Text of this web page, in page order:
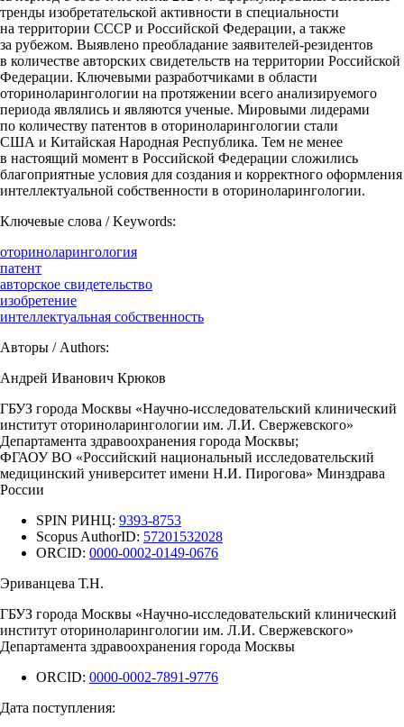
тренды изобретательской активности в специальности
на территории СССР и Российской Федерации, а также
за рубежом. Выявлено преобладание заявителей-резидентов
в количестве авторских свидетельств на территории Российской
Федерации. Ключевыми разработчиками в области
оториноларингологии на протяжении всего анализируемого
периода являлись и являются ученые. Мировыми лидерами
по количеству патентов в оториноларингологии стали
США и Китайская Народная Республика. Тем не менее
в настоящий момент в Российской Федерации сложились
благоприятные условия для создания и корректного оформления
интеллектуальной собственности в оториноларингологии.
Ключевые слова / Keywords:
оториноларингология
патент
авторское свидетельство
изобретение
интеллектуальная собственность
Авторы / Authors:
Андрей Иванович Крюков
ГБУЗ города Москвы «Научно-исследовательский клинический
институт оториноларингологии им. Л.И. Свержевского»
Департамента здравоохранения города Москвы;
ФГАОУ ВО «Российский национальный исследовательский
медицинский университет имени Н.И. Пирогова» Минздрава
России
SPIN РИНЦ: 9393-8753
Scopus AuthorID: 57201532028
ORCID: 0000-0002-0149-0676
Эриванцева Т.Н.
ГБУЗ города Москвы «Научно-исследовательский клинический
институт оториноларингологии им. Л.И. Свержевского»
Департамента здравоохранения города Москвы
ORCID: 0000-0002-7891-9776
Дата поступления: